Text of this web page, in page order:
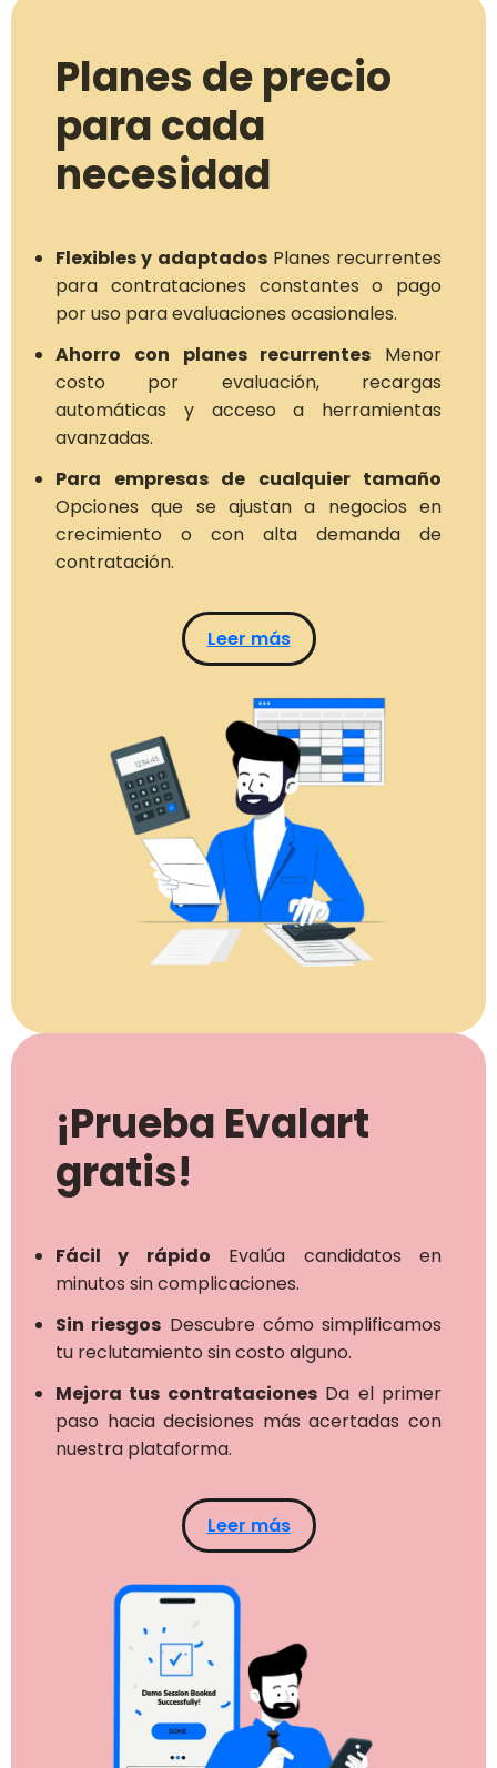
Planes de precio
para cada
necesidad
Flexibles y adaptadosPlanes recurrentes
para contrataciones constantes o pago
por uso para evaluaciones ocasionales.
Ahorro con planes recurrentes Menor
costo por evaluación, recargas
automáticas y acceso a herramientas
avanzadas.
Para empresas de cualquier tamaño
Opciones que se ajustan a negocios en
crecimiento o con alta demanda de
contratación.
Leer más
¡Prueba Evalart
gratis!
Fácil y rápido Evalúa candidatos en
minutos sin complicaciones.
Sin riesgos Descubre cómo simplificamos
tu reclutamiento sin costo alguno.
Mejora tus contratacionesDa el primer
paso hacia decisiones más acertadas con
nuestra plataforma.
Leer más